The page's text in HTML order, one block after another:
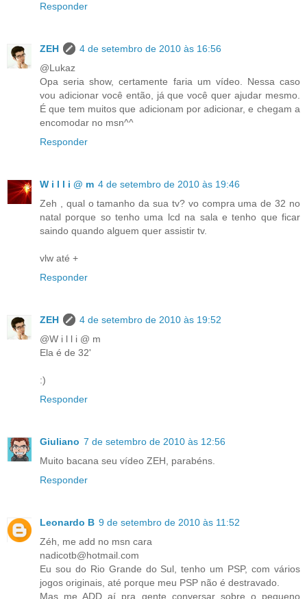
Responder
ZEH
4 de setembro de 2010 às 16:56
@Lukaz
Opa seria show, certamente faria um vídeo. Nessa caso
vou adicionar você então, já que você quer ajudar mesmo.
É que tem muitos que adicionam por adicionar, e chegam a
encomodar no msn^^
Responder
W i l l i @ m 4 de setembro de 2010 às 19:46
Zeh , qual o tamanho da sua tv? vo compra uma de 32 no
natal porque so tenho uma lcd na sala e tenho que ficar
saindo quando alguem quer assistir tv.
vlw até +
Responder
ZEH
4 de setembro de 2010 às 19:52
@W i l l i @ m
Ela é de 32'
:)
Responder
Giuliano 7 de setembro de 2010 às 12:56
Muito bacana seu vídeo ZEH, parabéns.
Responder
Leonardo B 9 de setembro de 2010 às 11:52
Zéh, me add no msn cara
nadicotb@hotmail.com
Eu sou do Rio Grande do Sul, tenho um PSP, com vários
jogos originais, até porque meu PSP não é destravado.
Mas me ADD aí pra gente conversar sobre o pequeno